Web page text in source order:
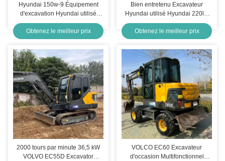
Hyundai 150w-9 Équipement
d'excavation Hyundai utilisé
pour la construction de routes
Obtenez le meilleur prix
Bien entretenu Excavateur
Hyundai utilisé Hyundai 220lc-
9s Machines de construction
22400kg
Obtenez le meilleur prix
2000 tours par minute 36,5 kW
VOLVO EC55D Excavator
VOLCO EC60 Excavateur
d'occasion Multifonctionnel